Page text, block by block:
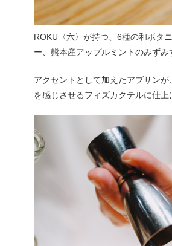
ROKU〈六〉が持つ、6種の和ボタ
ー、熊本産アップルミントのみずみ
アクセントとして加えたアブサン
を感じさせるフィズカクテルに仕上